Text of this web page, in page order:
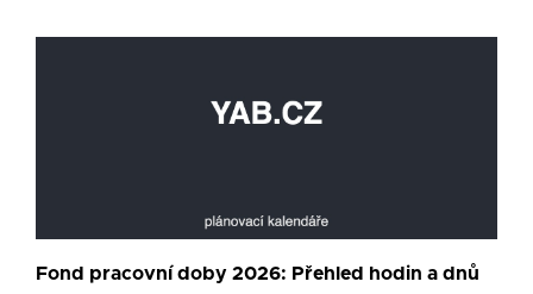
Fond pracovní doby 2026: Přehled hodin a dnů